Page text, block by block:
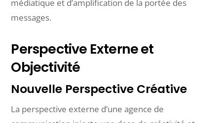
médiatique et d’amplification de la portée des
messages.
Perspective Externe et
Objectivité
Nouvelle Perspective Créative
La perspective externe d’une agence de